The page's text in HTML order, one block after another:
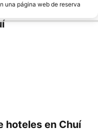
una página web de reserva
hoteles en Chuí